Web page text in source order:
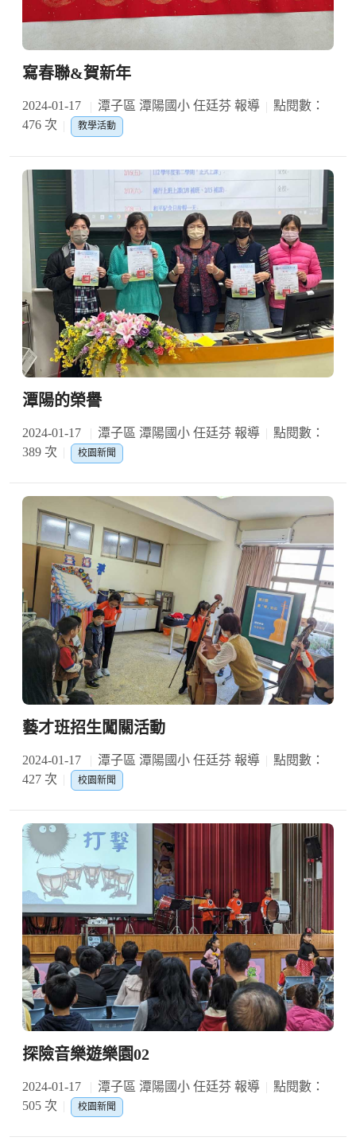
寫春聯&賀新年
2024-01-17 潭子區 潭陽國小 任廷芬 報導
點閱數：
476 次
教學活動
潭陽的榮譽
2024-01-17 潭子區 潭陽國小 任廷芬 報導
點閱數：
389 次
校園新聞
藝才班招生闖關活動
2024-01-17 潭子區 潭陽國小 任廷芬 報導
點閱數：
427 次
校園新聞
探險音樂遊樂園02
2024-01-17 潭子區 潭陽國小 任廷芬 報導
點閱數：
505 次
校園新聞